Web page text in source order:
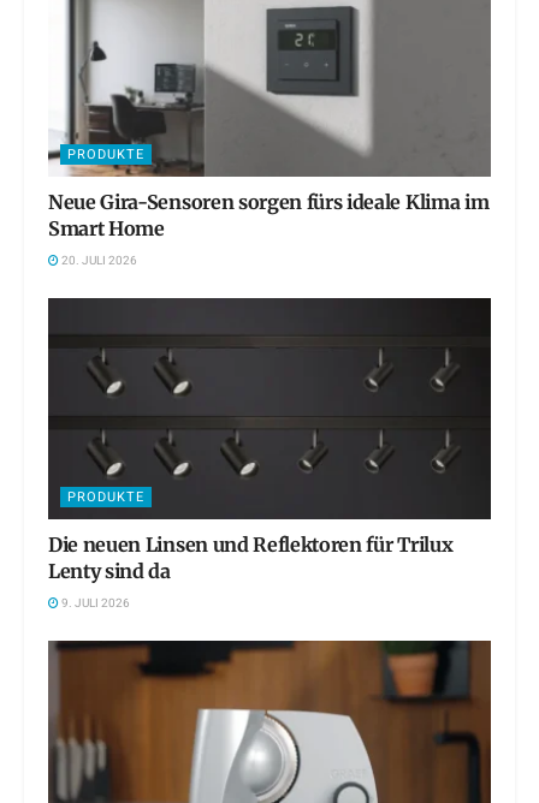
PRODUKTE
Neue Gira-Sensoren sorgen fürs ideale Klima im
Smart Home
20. JULI 2026
PRODUKTE
Die neuen Linsen und Reflektoren für Trilux
Lenty sind da
9. JULI 2026